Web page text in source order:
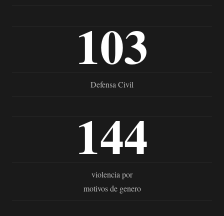
103
Defensa Civil
144
violencia por
motivos de genero